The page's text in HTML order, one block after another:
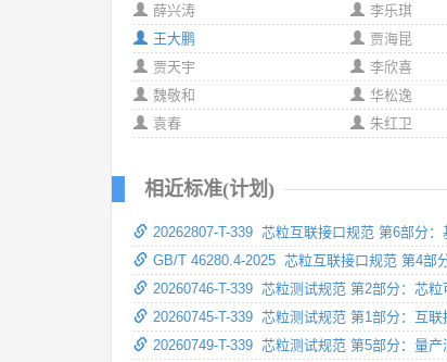
薛兴涛
李乐琪
王大鹏
贾海昆
贾天宇
李欣喜
魏敬和
华松逸
袁春
朱红卫
相近标准(计划)
20262807-T-339 芯粒互联接口规范 第6部分
GB/T 46280.4-2025 芯粒互联接口规范 第4部
20260746-T-339 芯粒测试规范 第2部分：芯
20260745-T-339 芯粒测试规范 第1部分：互
20260749-T-339 芯粒测试规范 第5部分：量产